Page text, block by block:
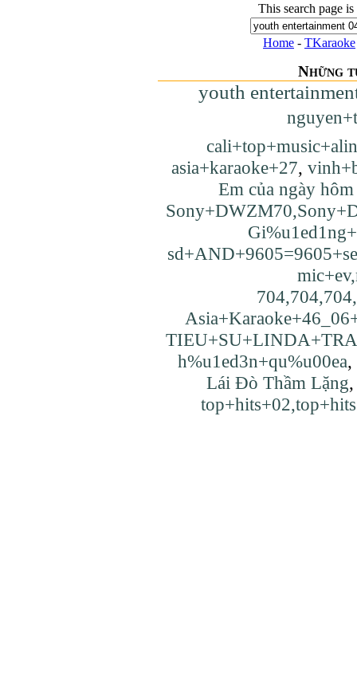
This search page
Home - TKaraoke
Những
youth
asia+karaoke+27,
Em của ngày
h%u1ed3n+qu%u00ea,
Lái Đò Thầm Lặng